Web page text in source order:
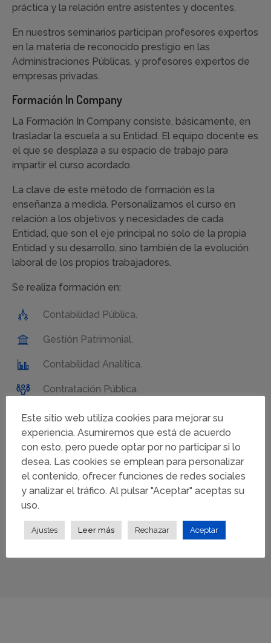
práctica y la relación entre asistentes y docentes.
En nuestros seminarios participan profesores expertos
en la materia de reconocido prestigio en las
Administraciones Públicas, y profesores expertos de
empresas privadas.
Formación In Company
La Formación In Company consiste, básicamente, en
trasladar la escuela a su Entidad. El equipo docente es
el que se desplaza a su espacio de trabajo para
impartir el curso acordado.
La clave de este método de formación es la
enseñanza a medida. Personalizamos el curso en
relación a los objetivos y necesidades de cada
Entidad, que son el eje principal no solo de la propia
Entidad y su desarrollo, sino también de la evolución
laboral de los propios trabajadores.
Se realiza formación en:
Contabilidad Pública.
Gestión Patrimonial.
Contabilidad Analítica.
Contratación Pública.
Control Interno.
Ley 39/2015 del LPAC y Ley 40/2015 de LRJ.
Y otros.
Formación en proyectos
desarrollo de nuestros proyectos en el resto de áreas
de actividad.
Este sitio web utiliza cookies para mejorar su
experiencia. Asumiremos que está de acuerdo
con esto, pero puede optar por no participar si lo
desea. Las cookies se emplean para personalizar
el contenido, ofrecer funciones de redes sociales
y analizar el tráfico. Al pulsar "Aceptar" aceptas su
uso.
Ajustes Leer más Rechazar Aceptar